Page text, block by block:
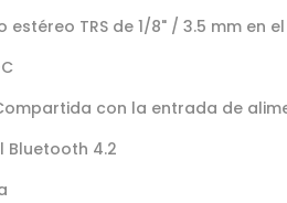
estéreo TRS de 1/8" / 3.5 mm en
con la entrada de
Bluetooth 4.2